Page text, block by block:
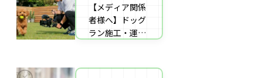
を施工
【メディア関係
者様へ】ドッグ
ラン施工・運営
材・出演・執筆